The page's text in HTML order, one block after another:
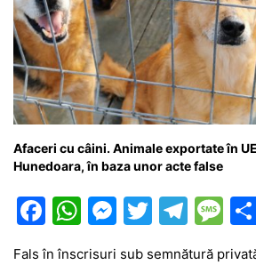
Afaceri cu câini. Animale exportate în
Hunedoara, în baza unor acte false
F
a
W
h
M T
T
M
e
Fals în înscrisuri sub semnătură